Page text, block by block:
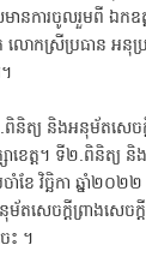
យមានការចូលរួមពី ឯក
ោកស្រីប្រធាន អនុប្រ
១.ពិនិត្យ និងអនុម័តសេ
ខេត្ត។ ទី២.ពិនិត្យ និ
ាំខែ វិច្ឆិកា ឆ្នាំ២
តសេចក្តីព្រាងសេចក្តី
ះ ។